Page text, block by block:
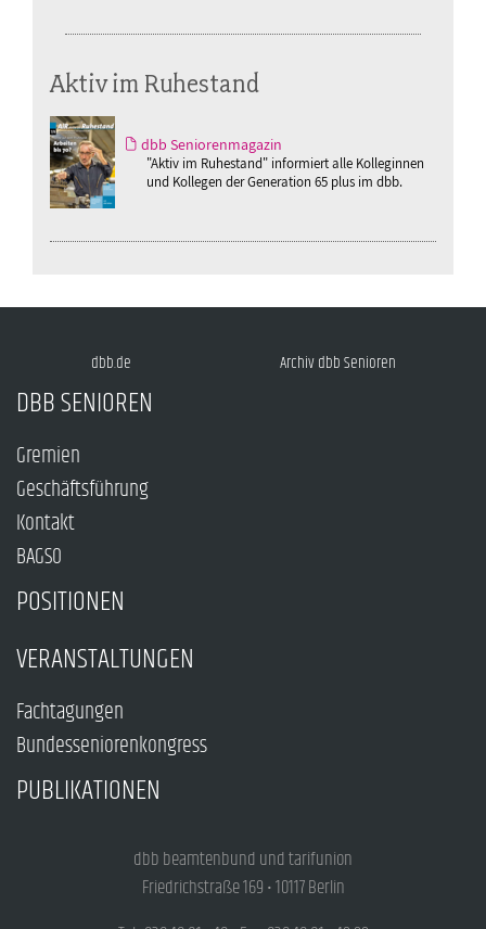
Aktiv im Ruhestand
dbb Seniorenmagazin
"Aktiv im Ruhestand" informiert alle Kolleginnen
und Kollegen der Generation 65 plus im dbb.
dbb.de Archiv dbb Senioren
DBB SENIOREN
Gremien
Geschäftsführung
Kontakt
BAGSO
POSITIONEN
VERANSTALTUNGEN
Fachtagungen
Bundesseniorenkongress
PUBLIKATIONEN
dbb beamtenbund und tarifunion
Friedrichstraße 169 • 10117 Berlin